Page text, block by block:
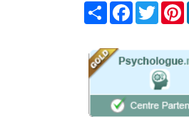
Share Facebook